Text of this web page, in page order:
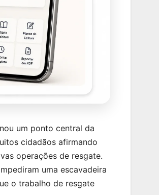
um ponto central da
cidadãos afirmando
operações de resgate.
uma escavadeira
o trabalho de resgate